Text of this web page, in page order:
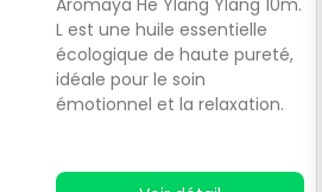
Aromaya He Ylang Ylang 10m.
L est une huile essentielle
écologique de haute pureté,
idéale pour le soin
émotionnel et la relaxation.
nerveux. Action